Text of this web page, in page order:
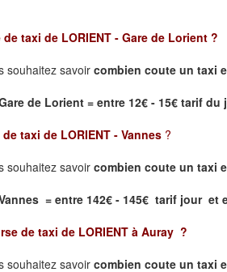
de taxi de LORIENT - Gare de Lorient ?
souhaitez savoir combien coute un taxi
de Lorient= entre 12€ - 15€ tarif
taxi de LORIENT - Vannes ?
souhaitez savoir combien coute un taxi
= entre 142€ - 145€ tarif jour et
de taxi de LORIENT à Auray ?
souhaitez savoir combien coute un taxi